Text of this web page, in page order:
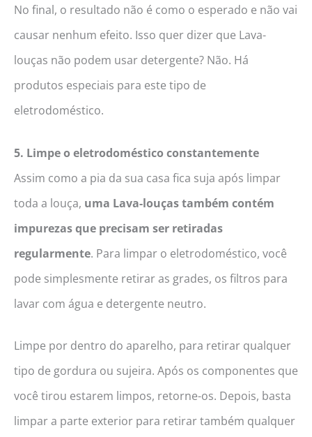
No final, o resultado não é como o esperado e não vai
causar nenhum efeito. Isso quer dizer que Lava-
louças não podem usar detergente? Não. Há
produtos especiais para este tipo de
eletrodoméstico.
5. Limpe o eletrodoméstico constantemente
Assim como a pia da sua casa fica suja após limpar
toda a louça, uma Lava-louças também contém
impurezas que precisam ser retiradas
regularmente. Para limpar o eletrodoméstico, você
pode simplesmente retirar as grades, os filtros para
lavar com água e detergente neutro.
Limpe por dentro do aparelho, para retirar qualquer
tipo de gordura ou sujeira. Após os componentes que
você tirou estarem limpos, retorne-os. Depois, basta
limpar a parte exterior para retirar também qualquer